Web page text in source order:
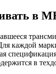
в
каждой
в